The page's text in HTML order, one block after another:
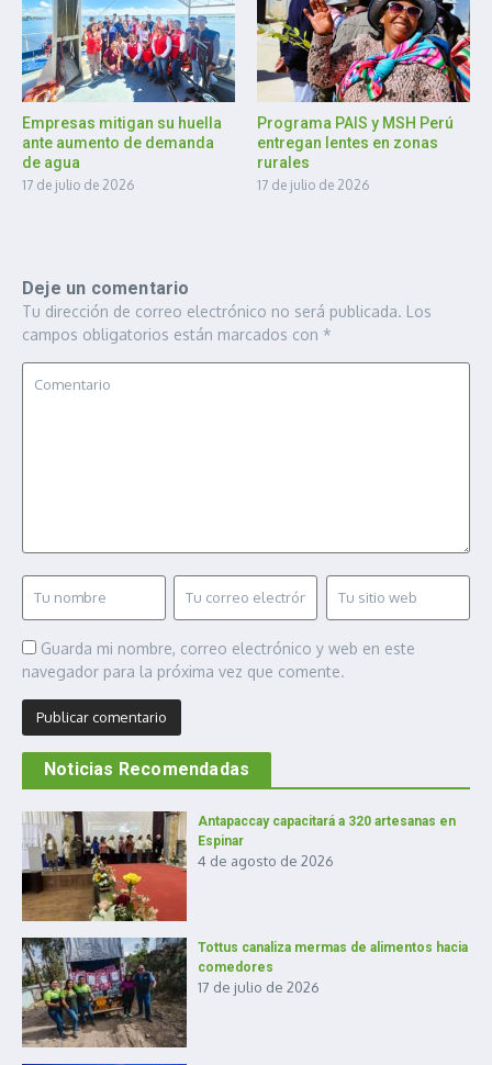
Empresas mitigan su huella
ante aumento de demanda
de agua
17 de julio de 2026
Programa PAIS y MSH Perú
entregan lentes en zonas
rurales
17 de julio de 2026
Deje un comentario
Tu dirección de correo electrónico no será publicada. Los
campos obligatorios están marcados con *
Guarda mi nombre, correo electrónico y web en este
navegador para la próxima vez que comente.
Noticias Recomendadas
Antapaccay capacitará a 320 artesanas en
Espinar
4 de agosto de 2026
Tottus canaliza mermas de alimentos hacia
comedores
17 de julio de 2026